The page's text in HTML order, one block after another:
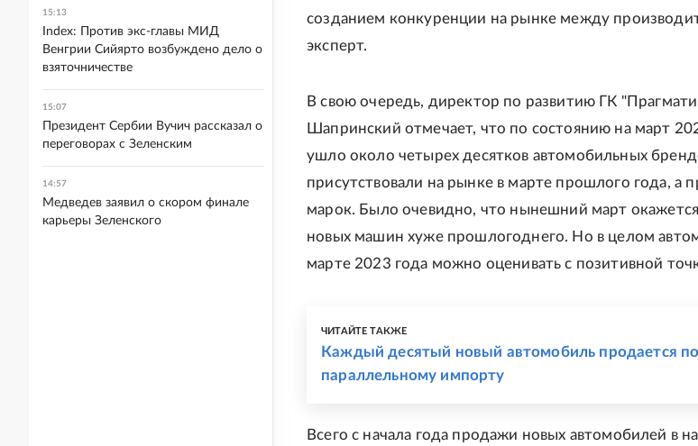
созданием конкуренции на рынке между
эксперт.
В свою очередь, директор по развитию ГК
Шапринский отмечает, что по состоянию на март
ушло около четырех десятков автомобильных
присутствовали на рынке в марте прошлого года, а
марок. Было очевидно, что нынешний март
новых машин хуже прошлогоднего. Но в целом
марте 2023 года можно оценивать с позитивной
ЧИТАЙТЕ ТАКЖЕ
Каждый десятый новый автомобиль продается по
параллельному импорту
Всего с начала года продажи новых автомобилей в
15:13
Index: Против экс-главы МИД
Венгрии Сийярто возбуждено дело о
взяточничестве
15:07
Президент Сербии Вучич рассказал о
переговорах с Зеленским
14:57
Медведев заявил о скором финале
карьеры Зеленского